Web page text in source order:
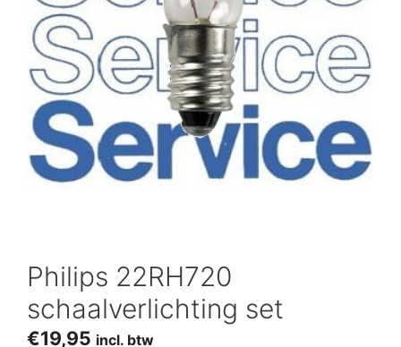
Philips 22RH720
schaalverlichting set
€19,95 incl. btw